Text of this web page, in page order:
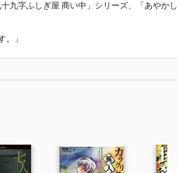
九字ふしぎ屋 商い中」シリーズ、「あやかし
。」